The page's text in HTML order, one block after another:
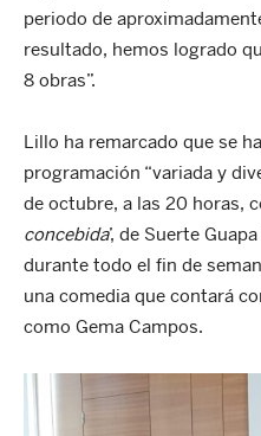
periodo de
resultado, hemos logrado
8 obras”.
Lillo ha remarcado que se
programación “variada y
de octubre, a las 20 horas,
concebida’, de Suerte
durante todo el fin de
una comedia que contará
como Gema Campos.